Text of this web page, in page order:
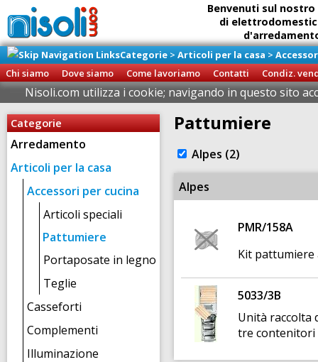
Benvenuti sul
di
Ritiro diretto della
presso
Categorie > Articoli per la casa >
Chi siamo
Dove siamo Come lavoriamo Contatti Condiz.
Nisoli.com utilizza i cookie; navigando in questo sito
Categorie
Arredamento
Articoli per la casa
Accessori per cucina
Articoli speciali
Pattumiere
Portaposate in legno
Teglie
Casseforti
Complementi
Illuminazione
Pattumiere
Alpes (2)
Alpes
PMR/158A
Kit pattumiere
5033/3B
Unità raccolta
tre contenitori